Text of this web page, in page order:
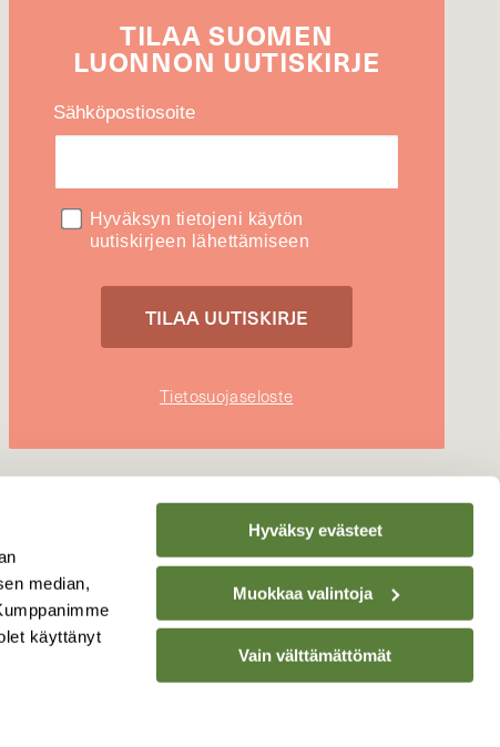
median,
käyttänyt
Hyväksy evästeet
Muokkaa valintoja
Vain välttämättömät
TILAASUOMEN
LUONNON UUTIS­KIRJE
Sähköpostiosoite
Hyväksyn tietojeni käytön
uutiskirjeen lähettämiseen
Tietosuojaseloste